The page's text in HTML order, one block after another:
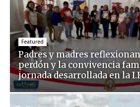
Featured
Padres y madres
perdón y la convivencia
jornada desarrollada en la